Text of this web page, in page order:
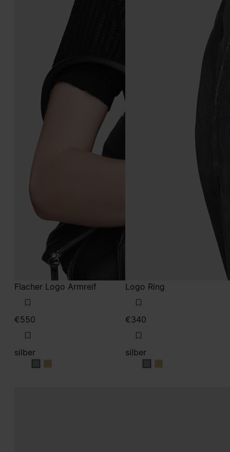
Flacher Logo Armreif
€550
silber
silbersilber
Logo Ring
€340
silber
silbersilber